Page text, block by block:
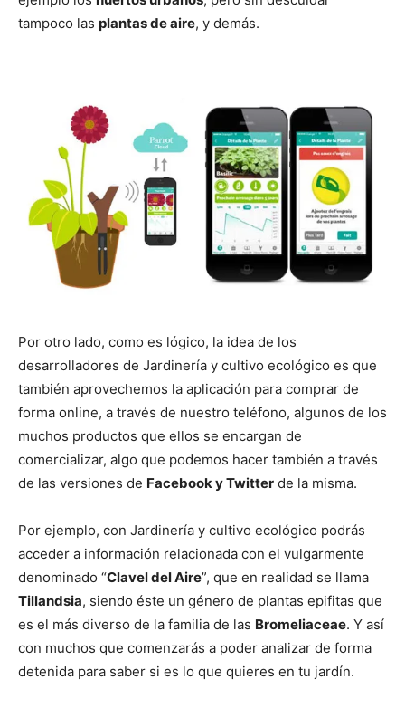
tampoco las plantas de aire, y demás.
Por otro lado, como es lógico, la idea de los
desarrolladores de Jardinería y cultivo ecológico es que
también aprovechemos la aplicación para comprar de
forma online, a través de nuestro teléfono, algunos de los
muchos productos que ellos se encargan de
comercializar, algo que podemos hacer también a través
de las versiones de Facebook y Twitter de la misma.
Por ejemplo, con Jardinería y cultivo ecológico podrás
acceder a información relacionada con el vulgarmente
denominado “Clavel del Aire”, que en realidad se llama
Tillandsia, siendo éste un género de plantas epifitas que
es el más diverso de la familia de las Bromeliaceae. Y así
con muchos que comenzarás a poder analizar de forma
detenida para saber si es lo que quieres en tu jardín.